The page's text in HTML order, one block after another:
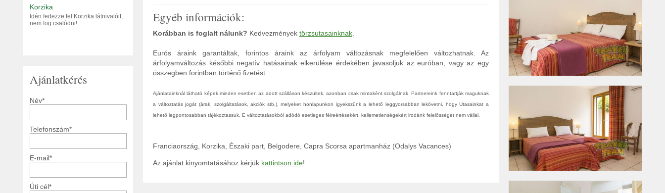
Korzika
Idén fedezze fel Korzika látnivalóit,
nem fog csalódni!
Ajánlatkérés
Név*
Telefonszám*
E-mail*
Úti cél*
Egyéb információk:
Korábban is foglalt nálunk? Kedvezmények törzsutasainknak.
Eurós áraink garantáltak, forintos áraink az árfolyam változásnak megfelelően változhatnak. Az
árfolyamváltozás későbbi negatív hatásainak elkerülése érdekében javasoljuk az euróban, vagy az egy
összegben forintban történő fizetést.
Ajánlatainknál látható képek minden esetben az adott szálláson készültek, azonban csak mintaként szolgálnak. Partnereink fenntartják maguknak
a változtatás jogát (árak, szolgáltatások, akciók stb.), melyeket honlapunkon igyekszünk a lehető leggyorsabban lekövetni, hogy Utasainkat a
lehető legpontosabban tájékoztassuk. E változtatásokból adódó esetleges félreértésekért, kellemetlenségekért irodánk felelősséget nem vállal.
Franciaország, Korzika, Északi part, Belgodere, Capra Scorsa apartmanház (Odalys Vacances)
Az ajánlat kinyomtatásához kérjük kattintson ide!